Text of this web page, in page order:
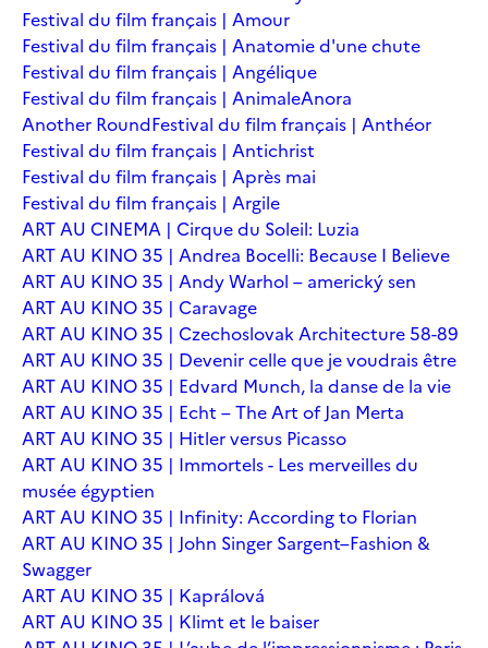
Festival du film français | Amour
Festival du film français | Anatomie d'une chute
Festival du film français | Angélique
Festival du film français | AnimaleAnora
Another RoundFestival du film français | Anthéor
Festival du film français | Antichrist
Festival du film français | Après mai
Festival du film français | Argile
ART AU CINEMA | Cirque du Soleil: Luzia
ART AU KINO 35 | Andrea Bocelli: Because I Believe
ART AU KINO 35 | Andy Warhol – americký sen
ART AU KINO 35 | Caravage
ART AU KINO 35 | Czechoslovak Architecture 58-89
ART AU KINO 35 | Devenir celle que je voudrais être
ART AU KINO 35 | Edvard Munch, la danse de la vie
ART AU KINO 35 | Echt – The Art of Jan Merta
ART AU KINO 35 | Hitler versus Picasso
ART AU KINO 35 | Immortels - Les merveilles du
musée égyptien
ART AU KINO 35 | Infinity: According to Florian
ART AU KINO 35 | John Singer Sargent–Fashion &
Swagger
ART AU KINO 35 | Kaprálová
ART AU KINO 35 | Klimt et le baiser